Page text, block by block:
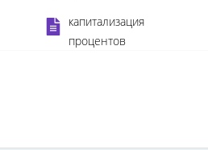
капитализация
процентов